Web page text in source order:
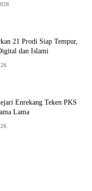
21 Prodi Siap Tempur,
dan Islami
Enrekang Teken PKS
Lama